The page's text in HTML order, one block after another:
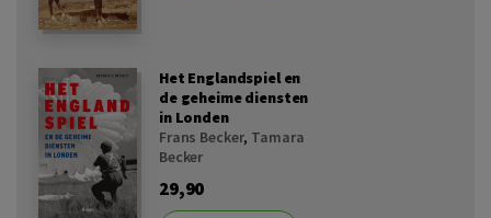
Het Englandspiel en
de geheime diensten
in Londen
Frans Becker, Tamara
Becker
29,90